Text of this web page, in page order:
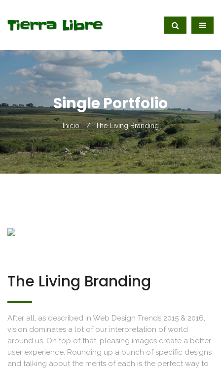
Single Portfolio
Inicio The Living Branding
The Living Branding
After all, as described in Web Design Trends 2015 & 2016,
vision dominates a lot of our interpretation of world
around us. On top of that, pleasing images create a better
user experience. Rounding up a bunch of specific designs
and talking about the merits of each is the perfect way to